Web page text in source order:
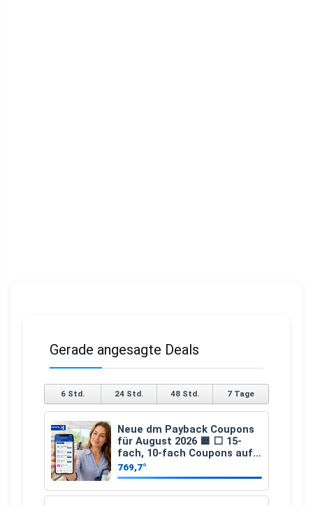
Gerade angesagte Deals
6 Std. 24 Std. 48 Std. 7 Tage
Neue dm Payback Coupons
für August 2026 🟦 ⬜ 15-
fach, 10-fach Coupons auf
den gesamten Einkauf ab 2
€
769,7°